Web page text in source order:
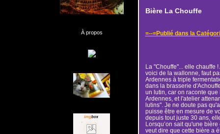
À propos
Bière La Chouffe
=--=Publié dans la
La "Chouffe"... elle chauffe
voici de la wallonne, faut
Ardennes à triple
dans la brasserie
un lutin, car on raconte
Ardennes, et l'atelier
lutins". Je ne doute pas
puisse être en mesure de
depuis tout juste 30 ans,
Lorsqu’on sait qu'une
veut dire que cette bière a